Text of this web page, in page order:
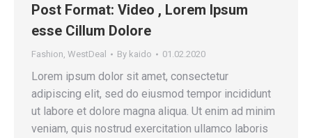
Post Format: Video , Lorem Ipsum
esse Cillum Dolore
Fashion WestDeal By kaido 01.02.2020
Lorem ipsum dolor sit amet, consectetur
adipiscing elit, sed do eiusmod tempor incididunt
ut labore et dolore magna aliqua. Ut enim ad minim
veniam, quis nostrud exercitation ullamco laboris